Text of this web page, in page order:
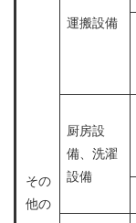
その
他の
運搬設備
厨房設
備、洗濯
設備